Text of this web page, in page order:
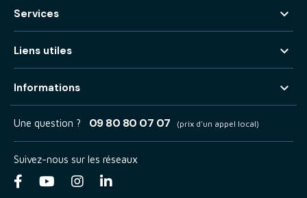
Services 
Liens utiles 
Informations 
Une question ? 09 80 80 07 07 (prix d'un appel local)
Suivez-nous sur les réseaux